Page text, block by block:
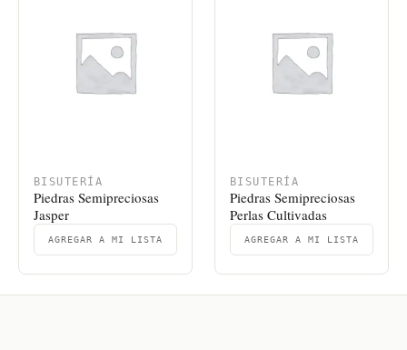
BISUTERÍA
Piedras Semipreciosas
Jasper
AGREGAR A MI LISTA
BISUTERÍA
Piedras Semipreciosas
Perlas Cultivadas
AGREGAR A MI LISTA